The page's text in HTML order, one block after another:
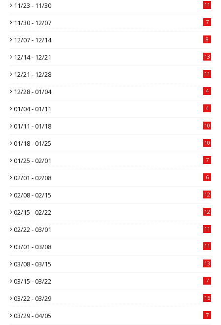
11/23 - 11/30 11
11/30 - 12/07 7
12/07 - 12/14 8
12/14 - 12/21 13
12/21 - 12/28 11
12/28 - 01/04 4
01/04 - 01/11 4
01/11 - 01/18 10
01/18 - 01/25 10
01/25 - 02/01 7
02/01 - 02/08 6
02/08 - 02/15 12
02/15 - 02/22 12
02/22 - 03/01 11
03/01 - 03/08 11
03/08 - 03/15 13
03/15 - 03/22 7
03/22 - 03/29 15
03/29 - 04/05 7